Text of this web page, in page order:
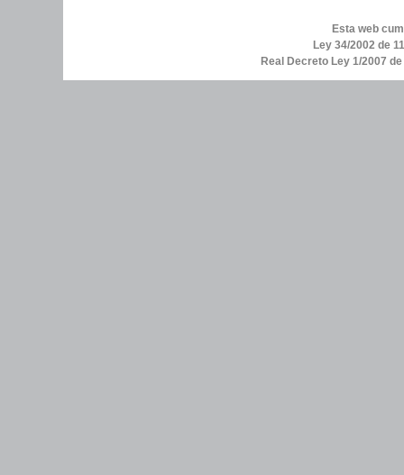
Esta web
Ley 34/2002 de
Real Decreto Ley 1/2007